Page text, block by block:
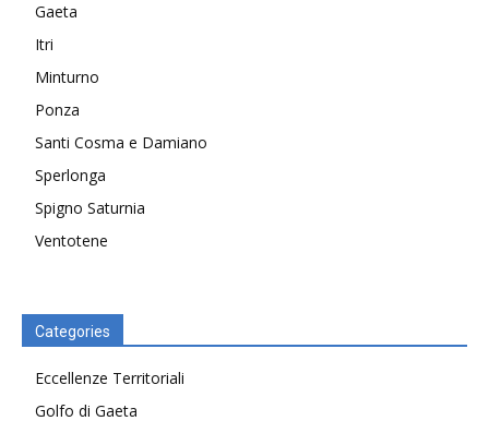
Gaeta
Itri
Minturno
Ponza
Santi Cosma e Damiano
Sperlonga
Spigno Saturnia
Ventotene
Categories
Eccellenze Territoriali
Golfo di Gaeta